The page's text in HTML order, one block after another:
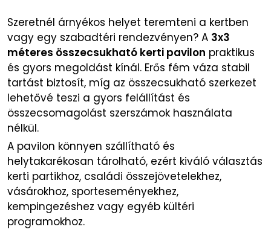
Szeretnél árnyékos helyet teremteni a kertben
vagy egy szabadtéri rendezvényen? A 3x3
méteres összecsukható kerti pavilon praktikus
és gyors megoldást kínál. Erős fém váza stabil
tartást biztosít, míg az összecsukható szerkezet
lehetővé teszi a gyors felállítást és
összecsomagolást szerszámok használata
nélkül.
A pavilon könnyen szállítható és
helytakarékosan tárolható, ezért kiváló választás
kerti partikhoz, családi összejövetelekhez,
vásárokhoz, sporteseményekhez,
kempingezéshez vagy egyéb kültéri
programokhoz.